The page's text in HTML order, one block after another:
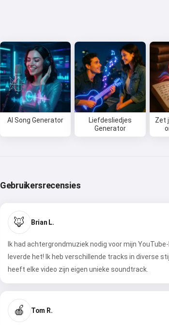
AI Song Generator
Liefdesliedjes
Generator
Zet
Gebruikersrecensies
🦊 Brian L.
Ik had achtergrondmuziek nodig voor mijn
leverde het! Ik heb verschillende tracks in diverse
heeft elke video zijn eigen unieke soundtrack.
🍎 Tom R.